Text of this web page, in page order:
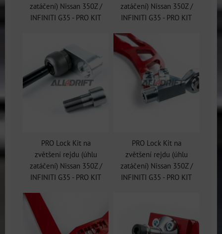
zatáčení) Nissan 350Z /
INFINITI G35 - PRO KIT
zatáčení) Nissan 350Z /
INFINITI G35 - PRO KIT
PRO Lock Kit na
zvětšení rejdu (úhlu
zatáčení) Nissan 350Z /
INFINITI G35 - PRO KIT
PRO Lock Kit na
zvětšení rejdu (úhlu
zatáčení) Nissan 350Z /
INFINITI G35 - PRO KIT